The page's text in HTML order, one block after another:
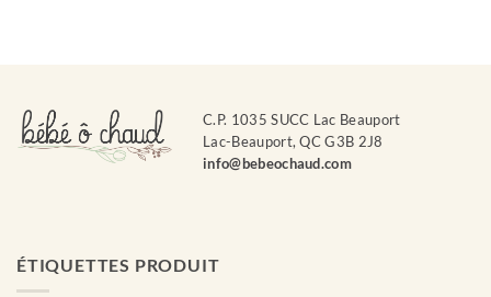
C.P. 1035 SUCC Lac Beauport
Lac-Beauport, QC G3B 2J8
info@bebeochaud.com
ÉTIQUETTES PRODUIT